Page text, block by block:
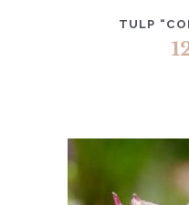
TULP